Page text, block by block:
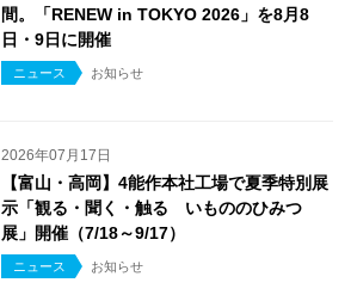
間。「RENEW in TOKYO 2026」を8月8
日・9日に開催
ニュース お知らせ
2026年07月17日
【富山・高岡】4能作本社工場で夏季特別展
示「観る・聞く・触る いもののひみつ
展」開催（7/18～9/17）
ニュース お知らせ